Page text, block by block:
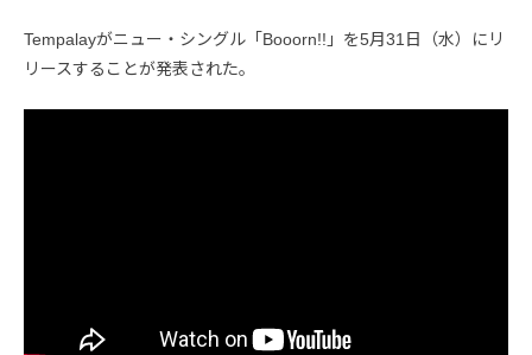
Tempalayがニュー・シングル「Booorn!!」を5月31日（水）にリ
リースすることが発表された。